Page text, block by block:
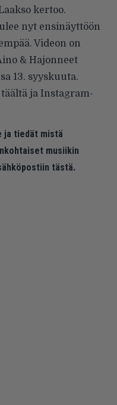
kertoo.
nyt ensinäyttöön
Videon on
& Hajonneet
13. syyskuuta.
täältä ja Instagram-
ja tiedät mistä
musiikin
tästä.